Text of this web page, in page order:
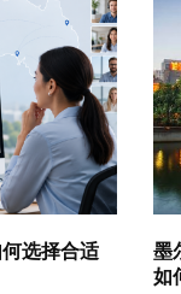
选择合适
墨
如